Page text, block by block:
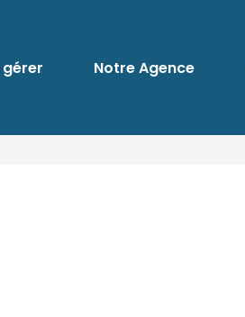
gérer Notre Agence